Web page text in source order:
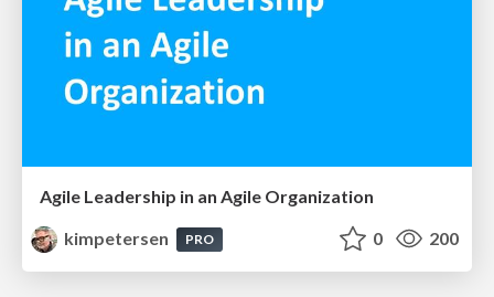
Agile Leadership in an Agile Organization
kimpetersen
PRO 0 200